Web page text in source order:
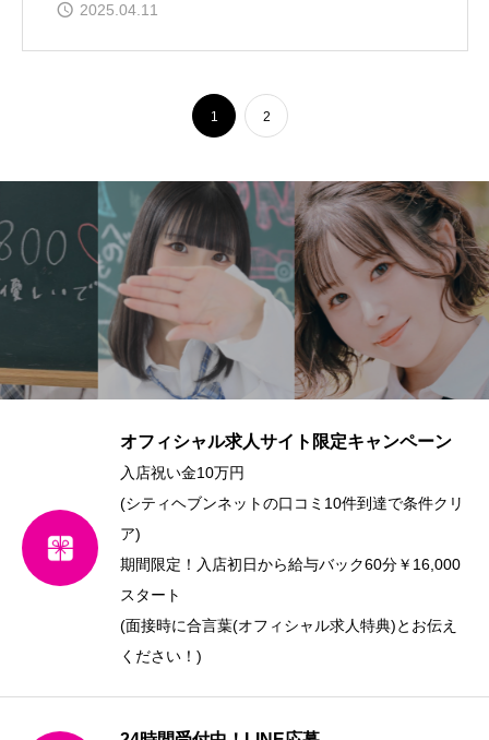
2025.04.11
1 2
オフィシャル求人サイト限定キャンペーン
入店祝い金10万円
(シティヘブンネットの口コミ10件到達で条件クリ
ア)
期間限定！入店初日から給与バック60分￥16,000
スタート
(面接時に合言葉(オフィシャル求人特典)とお伝え
ください！)